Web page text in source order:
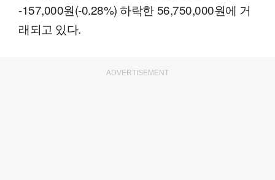
-157,000원(-0.28%) 하락한 56,750,000원에 거
래되고 있다.
ADVERTISEMENT